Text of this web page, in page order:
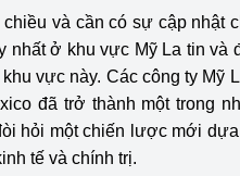
Tổ chức kiểm định kỹ
động thuộc thẩm quyền
Bộ Công Thương
Công Thương
và cần có sự cập nhật
nhất ở khu vực Mỹ La tin và
vực này. Các công ty Mỹ
đã trở thành một trong
hỏi một chiến lược mới dựa
tế và chính trị.